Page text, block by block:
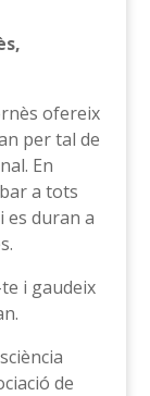
ofereix
per tal de
En
a tots
es duran a
i gaudeix
de